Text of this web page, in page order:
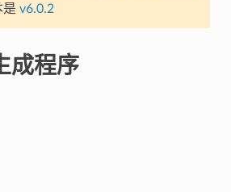
是 v6.0.2
成程序